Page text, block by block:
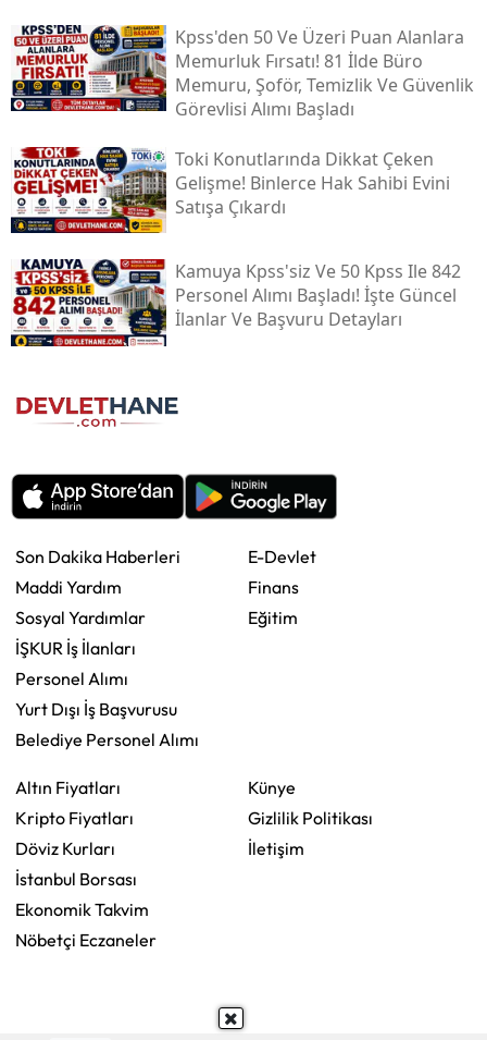
Kpss'den 50 Ve Üzeri Puan Alanlara
Memurluk Fırsatı! 81 İlde Büro
Memuru, Şoför, Temizlik Ve Güvenlik
Görevlisi Alımı Başladı
Toki̇ Konutlarında Dikkat Çeken
Gelişme! Binlerce Hak Sahibi Evini
Satışa Çıkardı
Kamuya Kpss'siz Ve 50 Kpss Ile 842
Personel Alımı Başladı! İşte Güncel
İlanlar Ve Başvuru Detayları
Son Dakika Haberleri
Maddi Yardım
Sosyal Yardımlar
İŞKUR İş İlanları
Personel Alımı
Yurt Dışı İş Başvurusu
Belediye Personel Alımı
E-Devlet
Finans
Eğitim
Altın Fiyatları
Kripto Fiyatları
Döviz Kurları
İstanbul Borsası
Ekonomik Takvim
Nöbetçi Eczaneler
Künye
Gizlilik Politikası
İletişim